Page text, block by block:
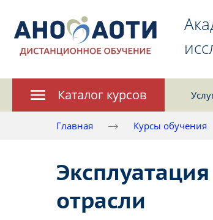
Каталог курсов
Главная Курсы обучения
отрасли